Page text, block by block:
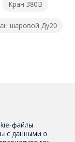
Кран 380В
шаровой Ду20
файлы.
с данными о